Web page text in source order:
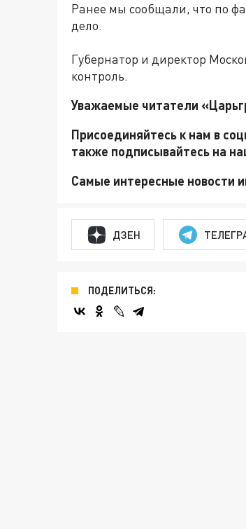
Ранее мы сообщали, что по
дело.
Губернатор и директор
контроль.
Уважаемые читатели
Присоединяйтесь к нам в
также подписывайтесь на
Самые интересные новости
ДЗЕН
ПОДЕЛИТЬСЯ: